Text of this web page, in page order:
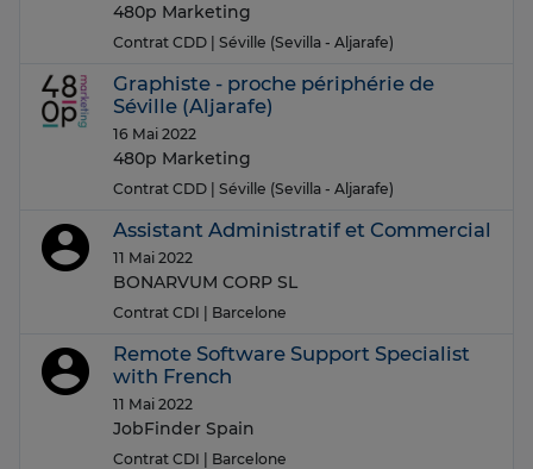
480p Marketing
Contrat CDD | Séville (Sevilla - Aljarafe)
Graphiste - proche périphérie de
Séville (Aljarafe)
16 Mai 2022
480p Marketing
Contrat CDD | Séville (Sevilla - Aljarafe)
Assistant Administratif et Commercial
11 Mai 2022
BONARVUM CORP SL
Contrat CDI | Barcelone
Remote Software Support Specialist
with French
11 Mai 2022
JobFinder Spain
Contrat CDI | Barcelone